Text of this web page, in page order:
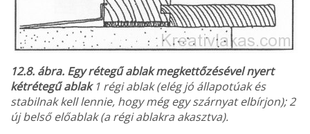
12.8. ábra. Egy rétegű ablak megkettőzésével nyert
kétrétegű ablak1 régi ablak (elég jó állapotúak és
stabilnak kell lennie, hogy még egy szárnyat elbírjon); 2
új belső előablak (a régi ablakra akasztva).